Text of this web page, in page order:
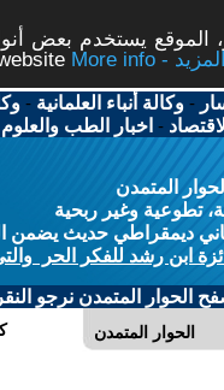
يستخدم بعض
More info - المزيد
-وكالة أنباء العلمانية -
- اخبار الطب والعلوم
المتمدن
تطوعية وغير ربحية
ديمقراطي حديث يضمن
ابن رشد للفكر الحر
الحوار المتمدن نرجو
الحوار المتمدن